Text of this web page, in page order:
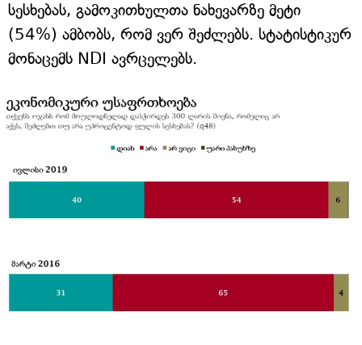
სესხებას, გამოკითხულთა ნახევარზე მეტი
(54%) ამბობს, რომ ვერ შეძლებს. სტატისტიკურ
მონაცემს NDI ავრცელებს.